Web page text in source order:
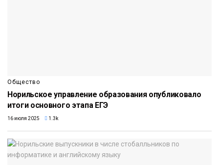
Общество
Норильское управление образования опубликовало
итоги основного этапа ЕГЭ
16 июля 2025 1.3k